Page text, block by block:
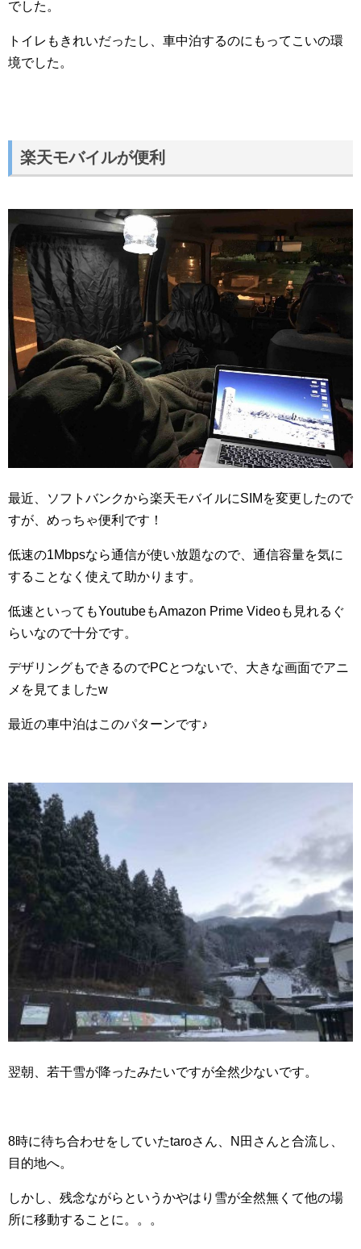
でした。
トイレもきれいだったし、車中泊するのにもってこいの環
境でした。
楽天モバイルが便利
最近、ソフトバンクから楽天モバイルにSIMを変更したので
すが、めっちゃ便利です！
低速の1Mbpsなら通信が使い放題なので、通信容量を気に
することなく使えて助かります。
低速といってもYoutubeもAmazon Prime Videoも見れるぐ
らいなので十分です。
デザリングもできるのでPCとつないで、大きな画面でアニ
メを見てましたw
最近の車中泊はこのパターンです♪
翌朝、若干雪が降ったみたいですが全然少ないです。
8時に待ち合わせをしていたtaroさん、N田さんと合流し、
目的地へ。
しかし、残念ながらというかやはり雪が全然無くて他の場
所に移動することに。。。